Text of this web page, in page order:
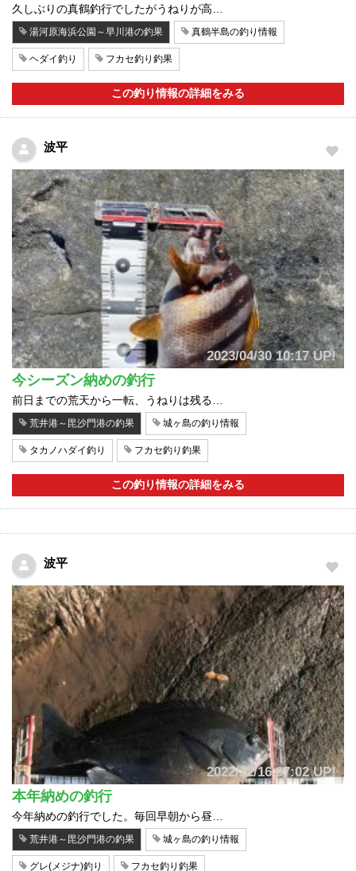
久しぶりの真鶴釣行でしたがうねりが高…
湯河原海浜公園～早川港の釣果 真鶴半島の釣り情報
ヘダイ釣り フカセ釣り釣果
この釣り情報の詳細をみる
波平
2023/04/30 10:17 UP!
今シーズン納めの釣行
前日までの荒天から一転、うねりは残る…
荒井港～毘沙門港の釣果 城ヶ島の釣り情報
タカノハダイ釣り フカセ釣り釣果
この釣り情報の詳細をみる
波平
2022/12/16 07:02 UP!
本年納めの釣行
今年納めの釣行でした。毎回早朝から昼…
荒井港～毘沙門港の釣果 城ヶ島の釣り情報
グレ(メジナ)釣り フカセ釣り釣果